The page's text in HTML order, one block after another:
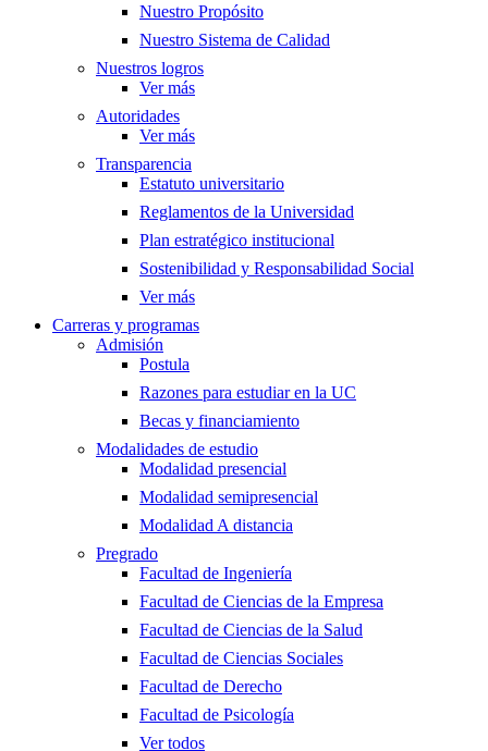
Nuestro Propósito
Nuestro Sistema de Calidad
Nuestros logros
Ver más
Autoridades
Ver más
Transparencia
Estatuto universitario
Reglamentos de la Universidad
Plan estratégico institucional
Sostenibilidad y Responsabilidad Social
Ver más
Carreras y programas
Admisión
Postula
Razones para estudiar en la UC
Becas y financiamiento
Modalidades de estudio
Modalidad presencial
Modalidad semipresencial
Modalidad A distancia
Pregrado
Facultad de Ingeniería
Facultad de Ciencias de la Empresa
Facultad de Ciencias de la Salud
Facultad de Ciencias Sociales
Facultad de Derecho
Facultad de Psicología
Ver todos